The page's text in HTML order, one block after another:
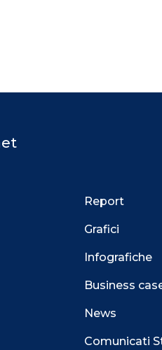
Report
Grafici
Infografiche
Business
News
Comunicati